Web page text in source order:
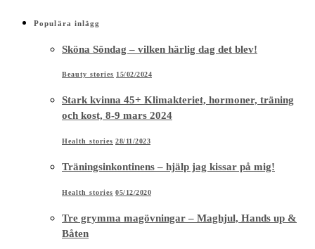
Populära inlägg
Sköna Söndag – vilken härlig dag det blev!
Beauty stories 15/02/2024
Stark kvinna 45+ Klimakteriet, hormoner, träning
och kost, 8-9 mars 2024
Health stories 28/11/2023
Träningsinkontinens – hjälp jag kissar på mig!
Health stories 05/12/2020
Tre grymma magövningar – Maghjul, Hands up &
Båten